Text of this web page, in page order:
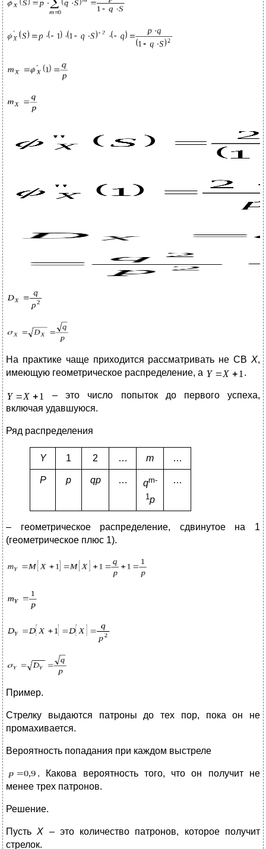
На практике чаще приходится рассматривать не СВ Х,
имеющую геометрическое распределение, а
.
– это число попыток до первого успеха,
включая удавшуюся.
Ряд распределения
Y 1 2 … m …
P p qp … qm-
1p
…
– геометрическое распределение, сдвинутое на 1
(геометрическое плюс 1).
Пример.
Стрелку выдаются патроны до тех пор, пока он не
промахивается.
Вероятность попадания при каждом выстреле
. Какова вероятность того, что он получит не
менее трех патронов.
Решение.
ПустьХ – это количество патронов, которое получит
стрелок.